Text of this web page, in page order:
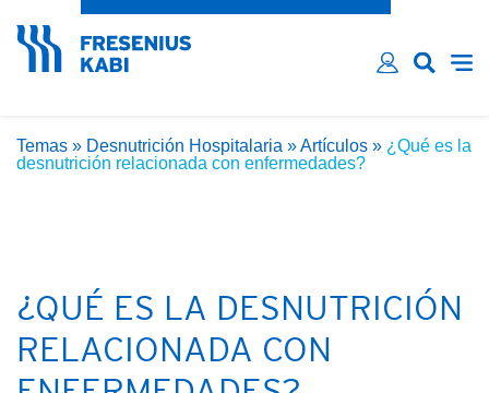
Email*
Recordarme
Temas » Desnutrición Hospitalaria »Artículos » ¿Qué es la
desnutrición relacionada con enfermedades?
¿QUÉ ES LA DESNUTRICIÓN
RELACIONADA CON